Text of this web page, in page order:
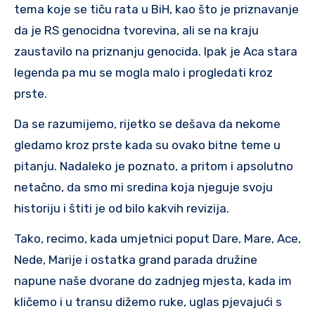
tema koje se tiču rata u BiH, kao što je priznavanje
da je RS genocidna tvorevina, ali se na kraju
zaustavilo na priznanju genocida. Ipak je Aca stara
legenda pa mu se mogla malo i progledati kroz
prste.
Da se razumijemo, rijetko se dešava da nekome
gledamo kroz prste kada su ovako bitne teme u
pitanju. Nadaleko je poznato, a pritom i apsolutno
netačno, da smo mi sredina koja njeguje svoju
historiju i štiti je od bilo kakvih revizija.
Tako, recimo, kada umjetnici poput Dare, Mare, Ace,
Nede, Marije i ostatka grand parada družine
napune naše dvorane do zadnjeg mjesta, kada im
kličemo i u transu dižemo ruke, uglas pjevajući s